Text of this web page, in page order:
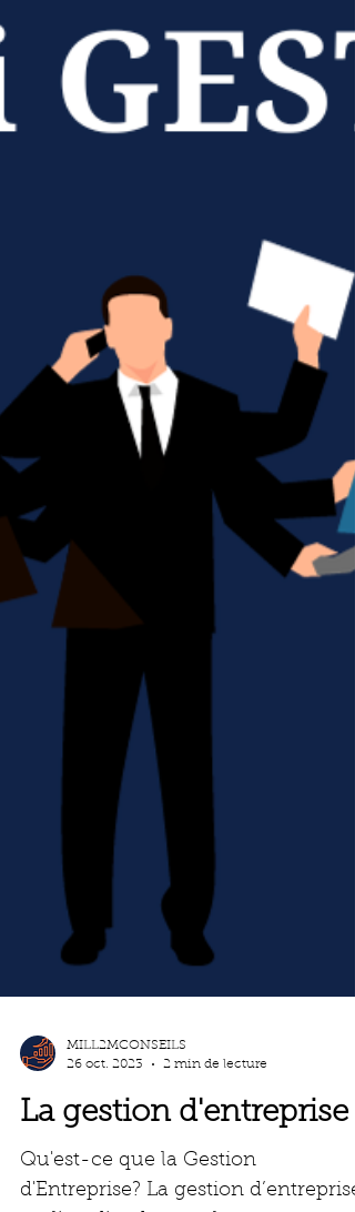
MILL2MCONSEILS
26 oct. 2023
2 min de lecture
La gestion d'entreprise